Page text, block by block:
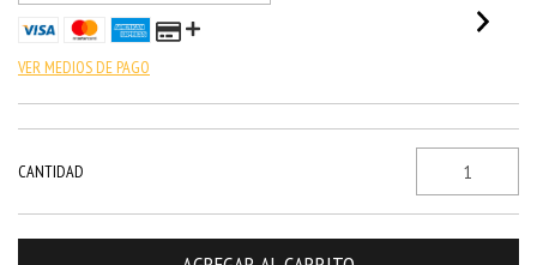
VER MEDIOS DE PAGO
CANTIDAD